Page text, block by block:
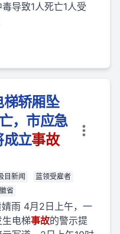
导致1人死亡1人受
轿厢坠
，市应急
成立事故
目新闻
蓝领受雇者
省
雨 4月2日上午，一
电梯事故的警示提